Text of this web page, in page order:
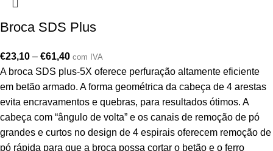
Broca SDS Plus
€23,10 – €61,40 com IVA
A broca SDS plus-5X oferece perfuração altamente eficiente
em betão armado. A forma geométrica da cabeça de 4 arestas
evita encravamentos e quebras, para resultados ótimos. A
cabeça com “ângulo de volta” e os canais de remoção de pó
grandes e curtos no design de 4 espirais oferecem remoção de
pó rápida para que a broca possa cortar o betão e o ferro